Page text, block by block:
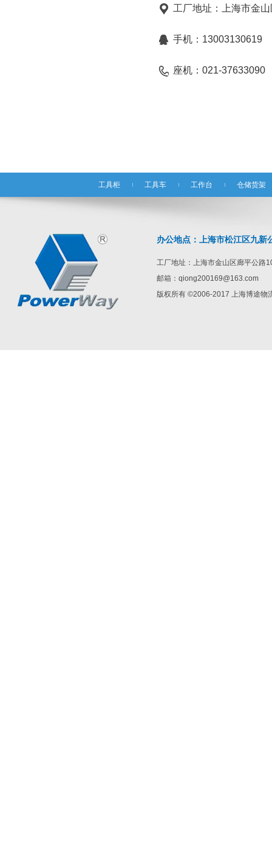
工厂地址：上海市金
手机：13003130619
座机：021-37633090
工具柜 工具车 工作台 仓储货架
办公地点：上海市松江区九
工厂地址：上海市金山区廊平公路
邮箱：qiong200169@163.com
版权所有 ©2006-2017 上海博途物